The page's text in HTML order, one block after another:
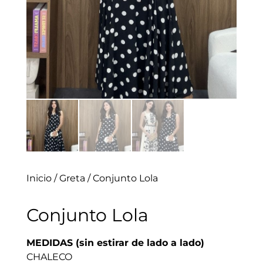
Inicio/Greta / Conjunto Lola
Conjunto Lola
MEDIDAS (sin estirar de lado a lado)
CHALECO